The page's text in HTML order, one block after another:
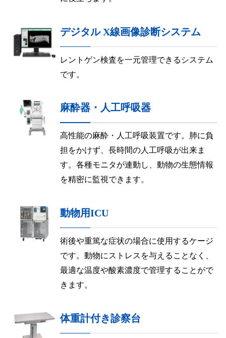
デジタル X線画像診断システム
レントゲン検査を一元管理できるシステム
です。
麻酔器・人工呼吸器
高性能の麻酔・人工呼吸装置です。肺に負
担をかけず、長時間の人工呼吸が出来ま
す。各種モニタが連動し、動物の生態情報
を精密に監視できます。
動物用ICU
術後や重篤な症状の場合に使用するケージ
です。動物にストレスを与えることなく、
最適な温度や酸素濃度で管理することがで
きます。
体重計付き診察台